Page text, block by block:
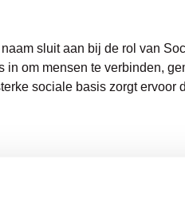
sluit aan bij de rol van
om mensen te verbinden,
sociale basis zorgt ervoor
met alledaagse
van inwoners. Dit doen wij